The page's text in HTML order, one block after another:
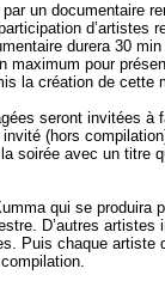
un documentaire
d’artistes
durera 30
maximum pour
la création de cette
seront invitées à
(hors
soirée avec un titre
qui se produira
D’autres
Puis chaque artiste